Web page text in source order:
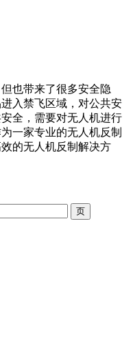
也带来了很多安全隐
入禁飞区域，对公共安
全，需要对无人机进行
一家专业的无人机反制
的无人机反制解决方